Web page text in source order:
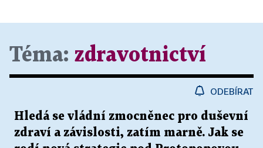
Téma: zdravotnictví
ODEBÍRAT
Hledá se vládní zmocněnec pro duševní
zdraví a závislosti, zatím marně. Jak se